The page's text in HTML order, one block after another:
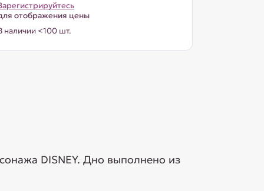
отображения цены
наличии <100 шт.
DISNEY. Дно выполнено из